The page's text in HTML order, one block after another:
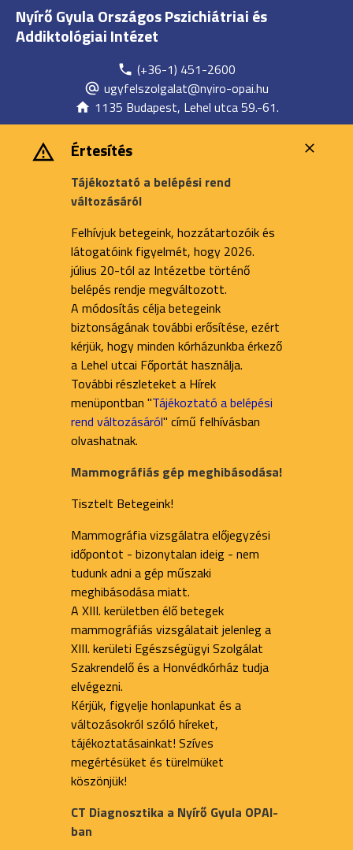
Nyírő Gyula Országos Pszichiátriai és
Addiktológiai Intézet
(+36-1) 451-2600
ugyfelszolgalat@nyiro-opai.hu
1135 Budapest, Lehel utca 59.-61.
Értesítés
Tájékoztató a belépési rend
változásáról
Felhívjuk betegeink, hozzátartozóik és
látogatóink figyelmét, hogy 2026.
július 20-tól az Intézetbe történő
belépés rendje megváltozott.
A módosítás célja betegeink
biztonságának további erősítése, ezért
kérjük, hogy minden kórházunkba érkező
a Lehel utcai Főportát használja.
További részleteket a Hírek
menüpontban "Tájékoztató a belépési
rend változásáról" című felhívásban
olvashatnak.
Mammográfiás gép meghibásodása!
Tisztelt Betegeink!
Mammográfia vizsgálatra előjegyzési
időpontot - bizonytalan ideig - nem
tudunk adni a gép műszaki
meghibásodása miatt.
A XIII. kerületben élő betegek
mammográfiás vizsgálatait jelenleg a
XIII. kerületi Egészségügyi Szolgálat
Szakrendelő és a Honvédkórház tudja
elvégezni.
Kérjük, figyelje honlapunkat és a
változásokról szóló híreket,
tájékoztatásainkat! Szíves
megértésüket és türelmüket
köszönjük!
CT Diagnosztika a Nyírő Gyula OPAI-
ban